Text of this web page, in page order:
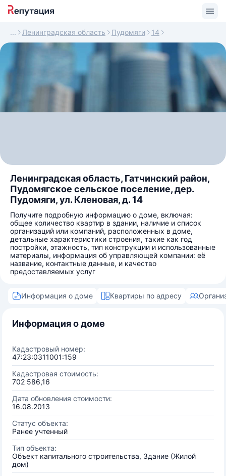
Ленинградская область Пудомяги 14
Ленинградская область, Гатчинский район,
Пудомягское сельское поселение, дер.
Пудомяги, ул. Кленовая, д. 14
Получите подробную информацию о доме, включая:
общее количество квартир в здании, наличие и список
организаций или компаний, расположенных в доме,
детальные характеристики строения, такие как год
постройки, этажность, тип конструкции и использованные
материалы, информация об управляющей компании: её
название, контактные данные, и качество
предоставляемых услуг
Информация о доме Квартиры по адресу
Информация о доме
Кадастровый номер:
47:23:0311001:159
Кадастровая стоимость:
702 586,16
Дата обновления стоимости:
16.08.2013
Статус объекта:
Ранее учтенный
Тип объекта:
Объект капитального строительства, Здание (Жилой
дом)